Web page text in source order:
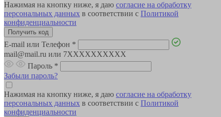
Нажимая на кнопку ниже, я даю согласие на обработку
персональных данных в соответствии с Политикой
конфиденциальности
E-mail или Телефон *
mail@mail.ru или 7XXXXXXXXXX
Пароль *
Забыли пароль?
Нажимая на кнопку ниже, я даю согласие на обработку
персональных данных в соответствии с Политикой
конфиденциальности